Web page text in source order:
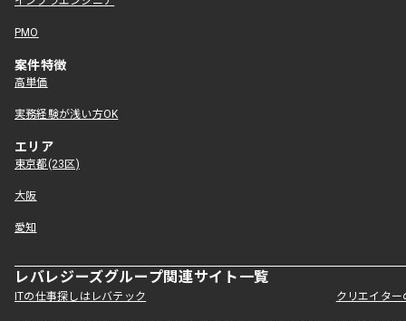
PMO
案件特徴
高単価
実務経験が浅い方OK
エリア
東京都(23区)
大阪
愛知
レバレジーズグループ関連サイト一覧
ITの仕事探しはレバテック クリエイタ